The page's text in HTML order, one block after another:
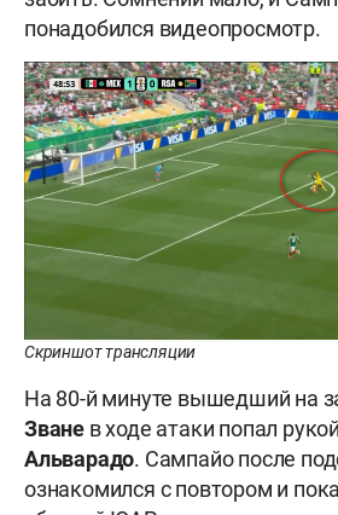
понадобился видеопросмотр.
Скриншот трансляции
На 80-й минуте вышедший на
Зване в ходе атаки попал
Альварадо. Сампайо после
ознакомился с повтором и